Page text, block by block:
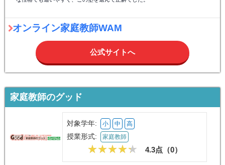
オンライン家庭教師WAM
公式サイトへ
家庭教師のグッド
対象学年: 小 中 高
授業形式: 家庭教師
4.3点（0）